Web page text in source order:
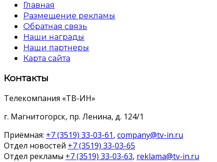
Главная
Размещение рекламы
Обратная связь
Наши награды
Наши партнеры
Карта сайта
Контакты
Телекомпания «ТВ-ИН»
г. Магнитогорск, пр. Ленина, д. 124/1
Приёмная: +7 (3519) 33-03-61, company@tv-in.ru
Отдел новостей +7 (3519) 33-03-65
Отдел рекламы +7 (3519) 33-03-63, reklama@tv-in.ru